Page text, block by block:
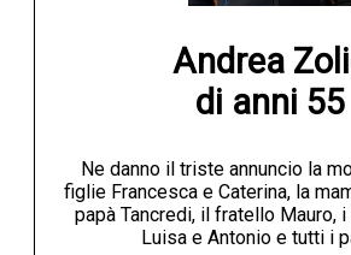
Andrea
di anni 55
Ne danno il triste annuncio la
figlie Francesca e Caterina, la
papà Tancredi, il fratello Mauro,
Luisa e Antonio e tutti i